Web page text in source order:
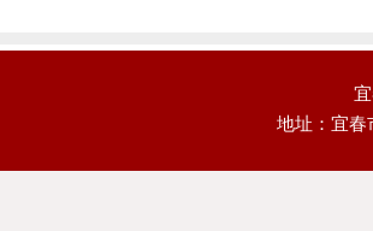
地址：宜